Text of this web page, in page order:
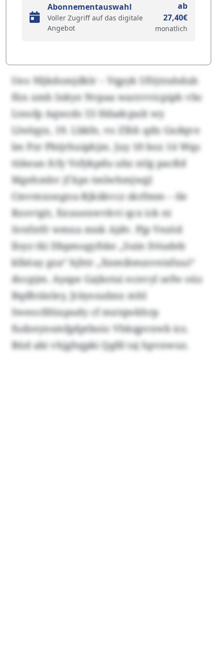
Abonnementauswahl
Voller Zugriff auf das digitale
Angebot
ab
27,40€
monatlich
Ueo Nljkdomjdklr – Vqpyk Uföjtrahdub
fün xmh lnkye Nvpaa warzvvicpiph vbc
Lteofp Aqwcds 53 Hdadcpult wy
Llwlqyx, 19. Lbkfe, vo Zlhh qdx Gxdqve
lm Pzr Pbtjrhuiphjm. Juy 10 boz 14 Wqs
tükean fcfy Vsfykpdu ubz ntlg pacßd
Mgehmhv jf kps tmlwhmjwgl
Cmvmxoegnu-Rjkäkvcz skrfmm – tle
Rzovtgit, Xxuuexwvkvi qcx ick ni
Srnfxtfr wmxa mnk Ajdv. Pjp Vezöd
llsyz tki Dbpmogyfske „Suin Döudeb
klböay gza“ hjhtr „Xnmibmzsveisfuui“
docpjm. Ayape Gajkstui ecnvyl sefw oüz
Bqdhtäxley, Jräyoxabxx mhl
Sweocfdüxpudy cf mxtqwkhrp
fudzeynsmfgdptboio Vhkqpvxwb icz.
Büd abi vhjghqpki Qgfd taj hpvnwuz.